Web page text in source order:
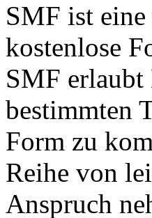
SMF ist
kostenlose
SMF erlaubt
bestimmten
Form zu
Reihe von
Anspruch